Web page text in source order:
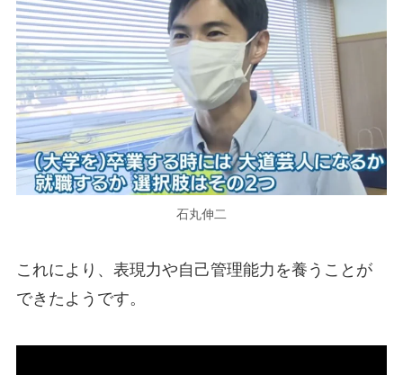
石丸伸二
これにより、表現力や自己管理能力を養うことが
できたようです。